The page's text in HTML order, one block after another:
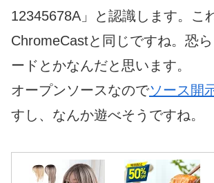
12345678A」と認識します。こ
ChromeCastと同じですね。恐
ードとかなんだと思います。
オープンソースなのでソース開
すし、なんか遊べそうですね。